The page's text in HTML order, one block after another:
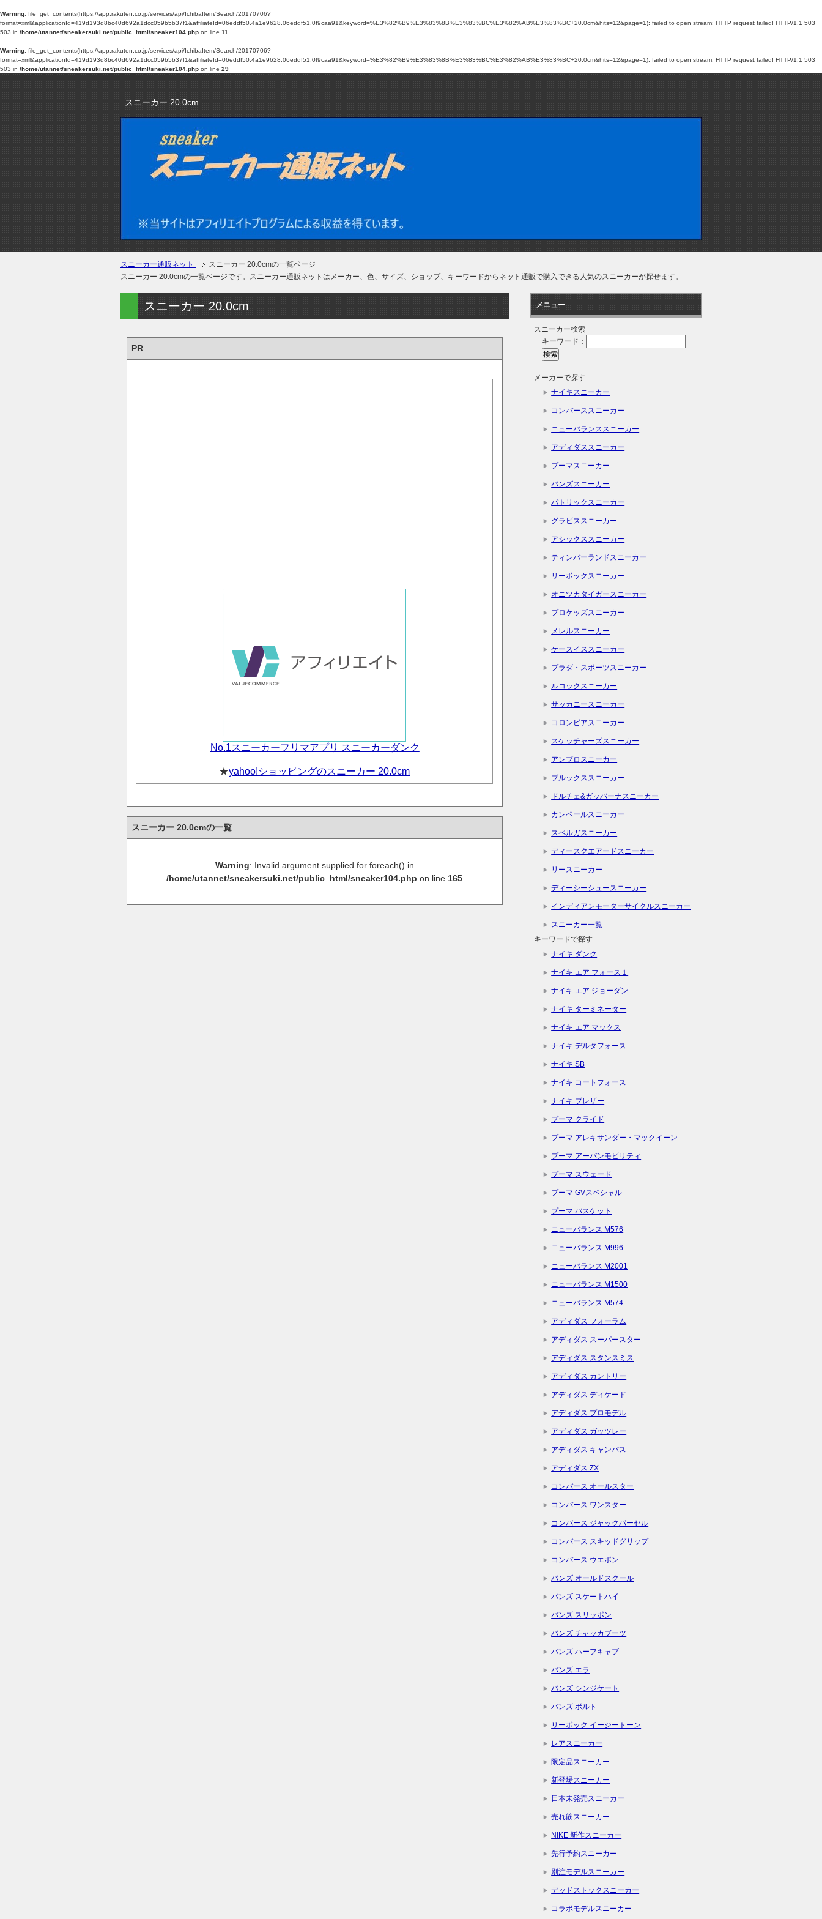
Warning: file_get_contents(https://app.rakuten.co.jp/services/api/IchibaItem/Search/20170706?
format=xml&applicationId=419d193d8bc40d692a1dcc059b5b37f1&affiliateId=06eddf50.4a1e9628.06eddf51.0f9caa91&keyword=%E3%82%B9%E3%83%8B%E3%83%BC%E3%82%AB%E3%83%BC+20.0cm&hits=12&page=1): failed to open stream: HTTP request failed! HTTP/1.1 503
503 in /home/utannet/sneakersuki.net/public_html/sneaker104.php on line 11
Warning: file_get_contents(https://app.rakuten.co.jp/services/api/IchibaItem/Search/20170706?
format=xml&applicationId=419d193d8bc40d692a1dcc059b5b37f1&affiliateId=06eddf50.4a1e9628.06eddf51.0f9caa91&keyword=%E3%82%B9%E3%83%8B%E3%83%BC%E3%82%AB%E3%83%BC+20.0cm&hits=12&page=1): failed to open stream: HTTP request failed! HTTP/1.1 503
503 in /home/utannet/sneakersuki.net/public_html/sneaker104.php on line 29
スニーカー 20.0cm
スニーカー通販ネット
スニーカー 20.0cmの一覧ページ
スニーカー 20.0cmの一覧ページです。スニーカー通販ネットはメーカー、色、サイズ、ショップ、キーワードからネット通販で購入できる人気のスニーカーが探せます。
スニーカー 20.0cm
PR
No.1スニーカーフリマアプリ スニーカーダンク
★yahoo!ショッピングのスニーカー 20.0cm
スニーカー 20.0cmの一覧
Warning: Invalid argument supplied for foreach() in
/home/utannet/sneakersuki.net/public_html/sneaker104.php on line 165
メニュー
スニーカー検索
キーワード：
メーカーで探す
ナイキスニーカー
コンバーススニーカー
ニューバランススニーカー
アディダススニーカー
プーマスニーカー
バンズスニーカー
パトリックスニーカー
グラビススニーカー
アシックススニーカー
ティンバーランドスニーカー
リーボックスニーカー
オニツカタイガースニーカー
プロケッズスニーカー
メレルスニーカー
ケースイススニーカー
プラダ・スポーツスニーカー
ルコックスニーカー
サッカニースニーカー
コロンビアスニーカー
スケッチャーズスニーカー
アンブロスニーカー
ブルックススニーカー
ドルチェ&ガッバーナスニーカー
カンペールスニーカー
スペルガスニーカー
ディースクエアードスニーカー
リースニーカー
ディーシーシュースニーカー
インディアンモーターサイクルスニーカー
スニーカー一覧
キーワードで探す
ナイキ ダンク
ナイキ エア フォース１
ナイキ エア ジョーダン
ナイキ ターミネーター
ナイキ エア マックス
ナイキ デルタフォース
ナイキ SB
ナイキ コートフォース
ナイキ ブレザー
プーマ クライド
プーマ アレキサンダー・マックイーン
プーマ アーバンモビリティ
プーマ スウェード
プーマ GVスペシャル
プーマ バスケット
ニューバランス M576
ニューバランス M996
ニューバランス M2001
ニューバランス M1500
ニューバランス M574
アディダス フォーラム
アディダス スーパースター
アディダス スタンスミス
アディダス カントリー
アディダス ディケード
アディダス プロモデル
アディダス ガッツレー
アディダス キャンパス
アディダス ZX
コンバース オールスター
コンバース ワンスター
コンバース ジャックパーセル
コンバース スキッドグリップ
コンバース ウエポン
バンズ オールドスクール
バンズ スケートハイ
バンズ スリッポン
バンズ チャッカブーツ
バンズ ハーフキャブ
バンズ エラ
バンズ シンジケート
バンズ ボルト
リーボック イージートーン
レアスニーカー
限定品スニーカー
新登場スニーカー
日本未発売スニーカー
売れ筋スニーカー
NIKE 新作スニーカー
先行予約スニーカー
別注モデルスニーカー
デッドストックスニーカー
コラボモデルスニーカー